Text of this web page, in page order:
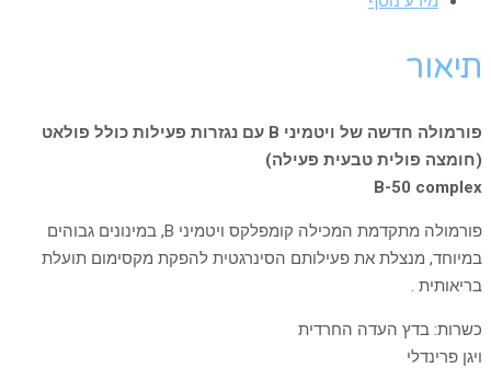
תיאור
פורמולה חדשה של ויטמיני B עם נגזרות פעילות כולל פולאט
(חומצה פולית טבעית פעילה)
B-50 complex
פורמולה מתקדמת המכילה קומפלקס ויטמיני ,B במינונים גבוהים
במיוחד, מנצלת את פעילותם הסינרגטית להפקת מקסימום תועלת
בריאותית .
כשרות: בדץ העדה החרדית
ויגן פרינדלי